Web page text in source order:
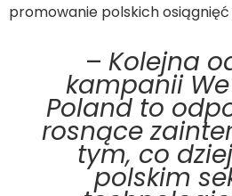
promowanie polskich osiągnięć
–Kolejna
kampanii
Poland to
rosnące
tym, co
polskim